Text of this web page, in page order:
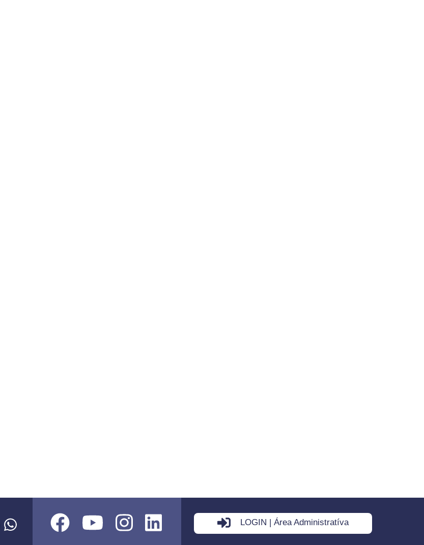
LOGIN | Área Administratíva